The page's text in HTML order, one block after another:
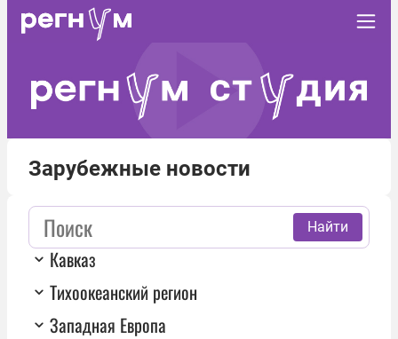
Зарубежные новости
Найти
Кавказ
Тихоокеанский регион
Западная Европа